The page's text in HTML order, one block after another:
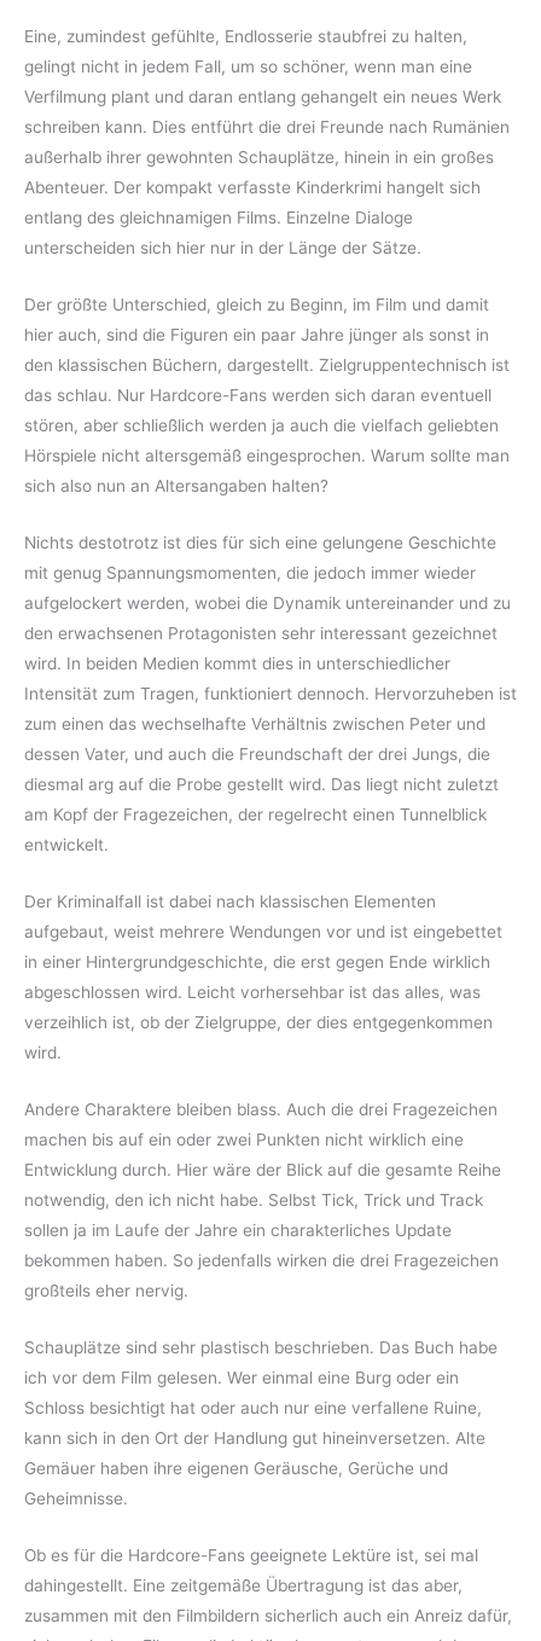
Eine, zumindest gefühlte, Endlosserie staubfrei zu halten,
gelingt nicht in jedem Fall, um so schöner, wenn man eine
Verfilmung plant und daran entlang gehangelt ein neues Werk
schreiben kann. Dies entführt die drei Freunde nach Rumänien
außerhalb ihrer gewohnten Schauplätze, hinein in ein großes
Abenteuer. Der kompakt verfasste Kinderkrimi hangelt sich
entlang des gleichnamigen Films. Einzelne Dialoge
unterscheiden sich hier nur in der Länge der Sätze.
Der größte Unterschied, gleich zu Beginn, im Film und damit
hier auch, sind die Figuren ein paar Jahre jünger als sonst in
den klassischen Büchern, dargestellt. Zielgruppentechnisch ist
das schlau. Nur Hardcore-Fans werden sich daran eventuell
stören, aber schließlich werden ja auch die vielfach geliebten
Hörspiele nicht altersgemäß eingesprochen. Warum sollte man
sich also nun an Altersangaben halten?
Nichts destotrotz ist dies für sich eine gelungene Geschichte
mit genug Spannungsmomenten, die jedoch immer wieder
aufgelockert werden, wobei die Dynamik untereinander und zu
den erwachsenen Protagonisten sehr interessant gezeichnet
wird. In beiden Medien kommt dies in unterschiedlicher
Intensität zum Tragen, funktioniert dennoch. Hervorzuheben ist
zum einen das wechselhafte Verhältnis zwischen Peter und
dessen Vater, und auch die Freundschaft der drei Jungs, die
diesmal arg auf die Probe gestellt wird. Das liegt nicht zuletzt
am Kopf der Fragezeichen, der regelrecht einen Tunnelblick
entwickelt.
Der Kriminalfall ist dabei nach klassischen Elementen
aufgebaut, weist mehrere Wendungen vor und ist eingebettet
in einer Hintergrundgeschichte, die erst gegen Ende wirklich
abgeschlossen wird. Leicht vorhersehbar ist das alles, was
verzeihlich ist, ob der Zielgruppe, der dies entgegenkommen
wird.
Andere Charaktere bleiben blass. Auch die drei Fragezeichen
machen bis auf ein oder zwei Punkten nicht wirklich eine
Entwicklung durch. Hier wäre der Blick auf die gesamte Reihe
notwendig, den ich nicht habe. Selbst Tick, Trick und Track
sollen ja im Laufe der Jahre ein charakterliches Update
bekommen haben. So jedenfalls wirken die drei Fragezeichen
großteils eher nervig.
Schauplätze sind sehr plastisch beschrieben. Das Buch habe
ich vor dem Film gelesen. Wer einmal eine Burg oder ein
Schloss besichtigt hat oder auch nur eine verfallene Ruine,
kann sich in den Ort der Handlung gut hineinversetzen. Alte
Gemäuer haben ihre eigenen Geräusche, Gerüche und
Geheimnisse.
Ob es für die Hardcore-Fans geeignete Lektüre ist, sei mal
dahingestellt. Eine zeitgemäße Übertragung ist das aber,
zusammen mit den Filmbildern sicherlich auch ein Anreiz dafür,